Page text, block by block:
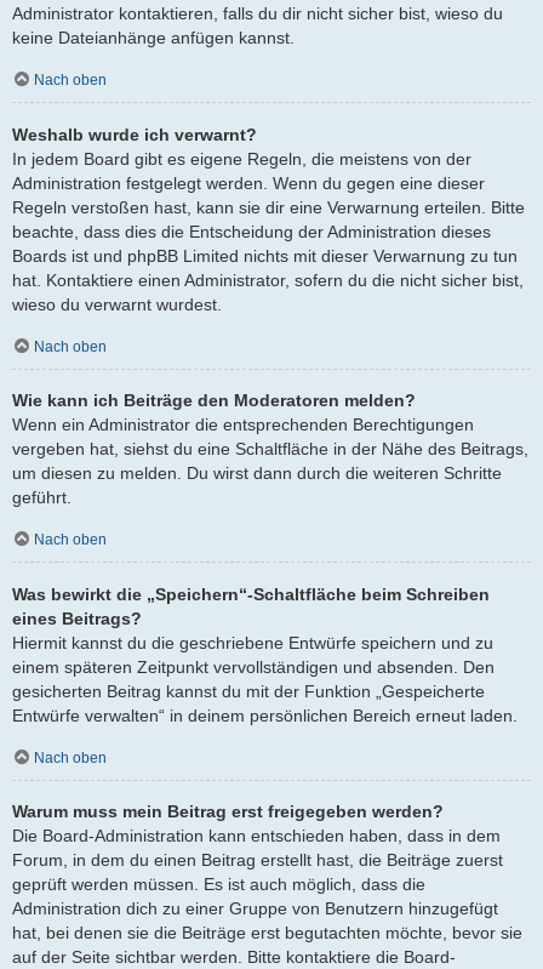
Administrator kontaktieren, falls du dir nicht sicher bist, wieso du
keine Dateianhänge anfügen kannst.
Nach oben
Weshalb wurde ich verwarnt?
In jedem Board gibt es eigene Regeln, die meistens von der
Administration festgelegt werden. Wenn du gegen eine dieser
Regeln verstoßen hast, kann sie dir eine Verwarnung erteilen. Bitte
beachte, dass dies die Entscheidung der Administration dieses
Boards ist und phpBB Limited nichts mit dieser Verwarnung zu tun
hat. Kontaktiere einen Administrator, sofern du die nicht sicher bist,
wieso du verwarnt wurdest.
Nach oben
Wie kann ich Beiträge den Moderatoren melden?
Wenn ein Administrator die entsprechenden Berechtigungen
vergeben hat, siehst du eine Schaltfläche in der Nähe des Beitrags,
um diesen zu melden. Du wirst dann durch die weiteren Schritte
geführt.
Nach oben
Was bewirkt die „Speichern“-Schaltfläche beim Schreiben
eines Beitrags?
Hiermit kannst du die geschriebene Entwürfe speichern und zu
einem späteren Zeitpunkt vervollständigen und absenden. Den
gesicherten Beitrag kannst du mit der Funktion „Gespeicherte
Entwürfe verwalten“ in deinem persönlichen Bereich erneut laden.
Nach oben
Warum muss mein Beitrag erst freigegeben werden?
Die Board-Administration kann entschieden haben, dass in dem
Forum, in dem du einen Beitrag erstellt hast, die Beiträge zuerst
geprüft werden müssen. Es ist auch möglich, dass die
Administration dich zu einer Gruppe von Benutzern hinzugefügt
hat, bei denen sie die Beiträge erst begutachten möchte, bevor sie
auf der Seite sichtbar werden. Bitte kontaktiere die Board-